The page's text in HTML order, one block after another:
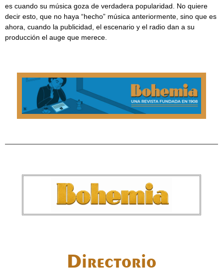
es cuando su música goza de verdadera popularidad. No quiere
decir esto, que no haya “hecho” música anteriormente, sino que es
ahora, cuando la publicidad, el escenario y el radio dan a su
producción el auge que merece.
Directorio